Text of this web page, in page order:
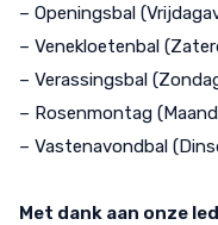
– Openingsbal
– Venekloetenbal
– Verassingsbal
– Rosenmontag
– Vastenavondbal
Met dank aan onze